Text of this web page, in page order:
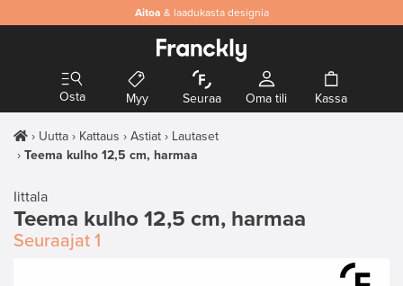
Aitoa & laadukasta designia
Osta Myy Seuraa Oma tili Kassa
Uutta Kattaus Astiat
Lautaset
Teema kulho 12,5 cm, harmaa
Iittala
Teema kulho 12,5 cm, harmaa
Seuraajat 1